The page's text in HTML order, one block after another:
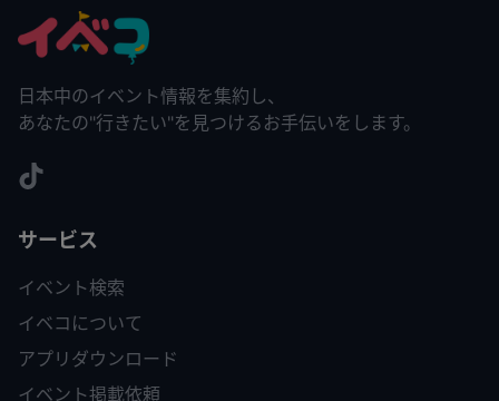
日本中のイベント情報を集約し、
あなたの"行きたい"を見つけるお手伝いをします。
サービス
イベント検索
イベコについて
アプリダウンロード
イベント掲載依頼